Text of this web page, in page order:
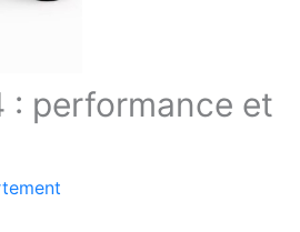
: performance et